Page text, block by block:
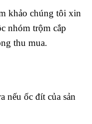
khảo chúng tôi xin
nhóm trộm cắp
thu mua.
nếu ốc đít của sản